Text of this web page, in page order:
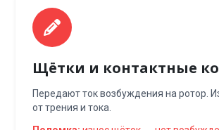
Щётки и контактные
Передают ток возбуждения на ротор.
от трения и тока.